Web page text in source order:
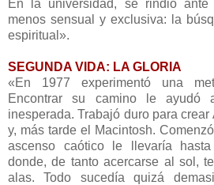
En la universidad, se rindió
menos sensual y exclusiva: la
espiritual».
SEGUNDA VIDA: LA GLORIA
«En 1977 experimentó una
Encontrar su camino le ayudó
inesperada. Trabajó duro para crear
y, más tarde el Macintosh.
ascenso caótico le llevaría
donde, de tanto acercarse al sol,
alas. Todo sucedía quizá